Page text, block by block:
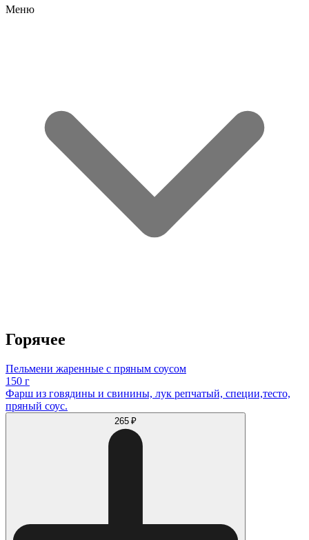
Меню
Горячее
Пельмени жаренные с пряным соусом
150 г
Фарш из говядины и свинины, лук репчатый, специи,тесто,
пряный соус.
265 ₽